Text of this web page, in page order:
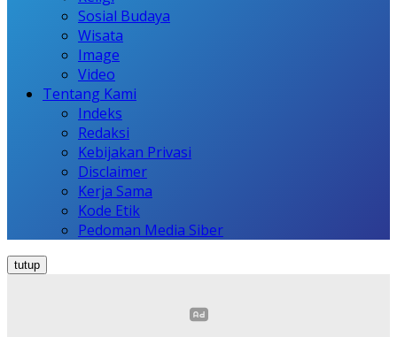
Sosial Budaya
Wisata
Image
Video
Tentang Kami
Indeks
Redaksi
Kebijakan Privasi
Disclaimer
Kerja Sama
Kode Etik
Pedoman Media Siber
tutup